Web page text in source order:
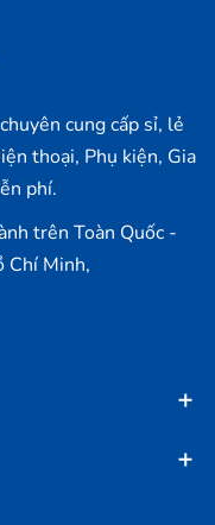
cung cấp sỉ, lẻ
thoại, Phụ kiện, Gia
phí.
trên Toàn Quốc -
Chí Minh,